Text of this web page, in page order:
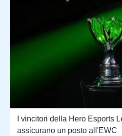
I vincitori della Hero Esports
assicurano un posto all'EWC